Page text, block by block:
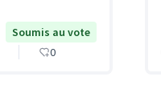
Soumis au vote
0